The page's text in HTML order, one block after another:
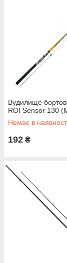
Вудилище
ROI Sensor 130
Немає в
192 ₴